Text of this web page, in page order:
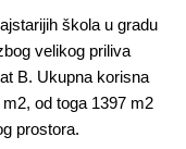
škola u gradu
velikog priliva
B. Ukupna korisna
od toga 1397 m2
prostora.